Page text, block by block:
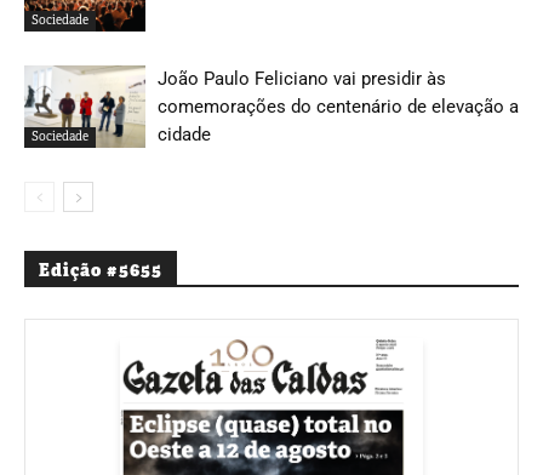
Sociedade
Sociedade
João Paulo Feliciano vai presidir às
comemorações do centenário de elevação a
cidade
Edição #5655